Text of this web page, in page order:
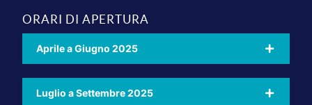
ORARI DI APERTURA
Aprile a Giugno 2025
Luglio a Settembre 2025